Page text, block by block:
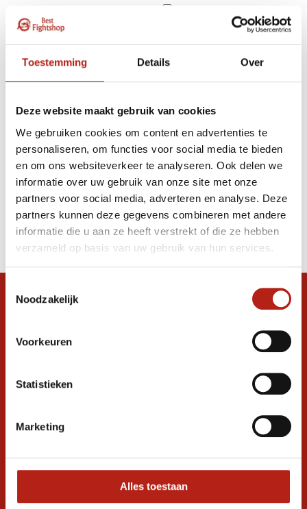
Toestemming Details Over
Deze website maakt gebruik van cookies
We gebruiken cookies om content en advertenties te
personaliseren, om functies voor social media te bieden
en om ons websiteverkeer te analyseren. Ook delen we
informatie over uw gebruik van onze site met onze
partners voor social media, adverteren en analyse. Deze
partners kunnen deze gegevens combineren met andere
informatie die u aan ze heeft verstrekt of die ze hebben
verzameld op basis van uw gebruik van hun services.
Noodzakelijk
Voorkeuren
Statistieken
Marketing
Alles toestaan
Apply filters
Producten getagd met
breekplanken kopen
Producten
Filter
Sorteren op
Snel antwoord op je vraag?
graag verder. 24/7
Ontvang de nieuwste aanbiedingen en
Inschrijven voor
* Lees hier de wettelijke beperkingen